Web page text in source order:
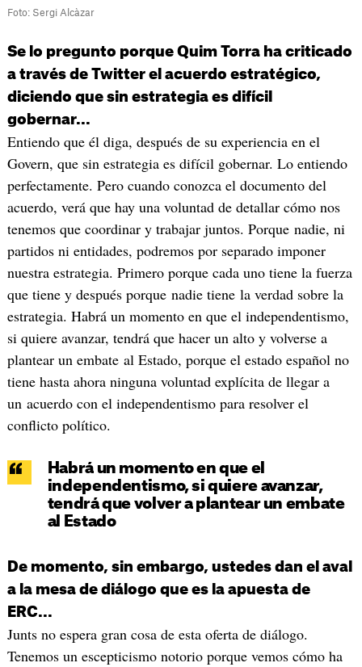
Foto: Sergi Alcàzar
Se lo pregunto porque Quim Torra ha criticado
a través de Twitter el acuerdo estratégico,
diciendo que sin estrategia es difícil
gobernar...
Entiendo que él diga, después de su experiencia en el
Govern, que sin estrategia es difícil gobernar. Lo entiendo
perfectamente. Pero cuando conozca el documento del
acuerdo, verá que hay una voluntad de detallar cómo nos
tenemos que coordinar y trabajar juntos. Porque nadie, ni
partidos ni entidades, podremos por separado imponer
nuestra estrategia. Primero porque cada uno tiene la fuerza
que tiene y después porque nadie tiene la verdad sobre la
estrategia. Habrá un momento en que el independentismo,
si quiere avanzar, tendrá que hacer un alto y volverse a
plantear un embate al Estado, porque el estado español no
tiene hasta ahora ninguna voluntad explícita de llegar a
un acuerdo con el independentismo para resolver el
conflicto político.
Habrá un momento en que el
independentismo, si quiere avanzar,
tendrá que volver a plantear un embate
al Estado
De momento, sin embargo, ustedes dan el aval
a la mesa de diálogo que es la apuesta de
ERC...
Junts no espera gran cosa de esta oferta de diálogo.
Tenemos un escepticismo notorio porque vemos cómo ha